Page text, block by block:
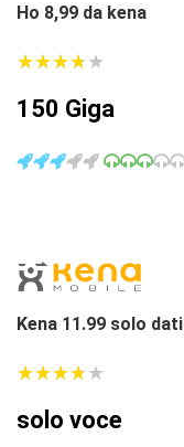
Ho 8,99 da kena
★★★★★
★★★★★
150 Giga
Kena 11.99 solo dati
★★★★★
★★★★★
solo voce